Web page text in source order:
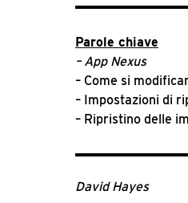
Parole chiave
– App Nexus
– Come si
– Impostazioni di
– Ripristino delle
David Hayes